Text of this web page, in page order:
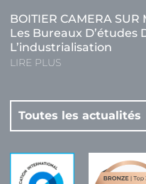
BOITIER CAMERA
Les Bureaux D’études
L’industrialisation
LIRE PLUS
Toutes les actualités